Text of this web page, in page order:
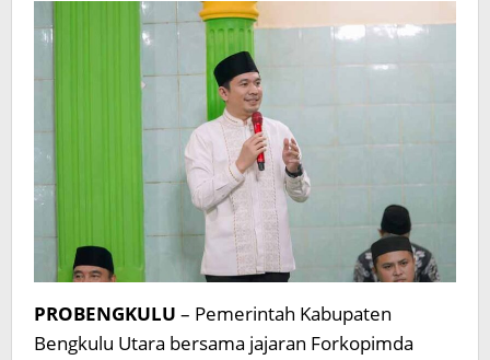
Perkuat
Silaturahmi
dan
Salurkan
Bantuan
Sosial
PROBENGKULU – Pemerintah Kabupaten
Bengkulu Utara bersama jajaran Forkopimda